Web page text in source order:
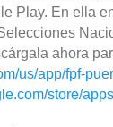
Play. En ella
ahora
us/app/fpf-
store/